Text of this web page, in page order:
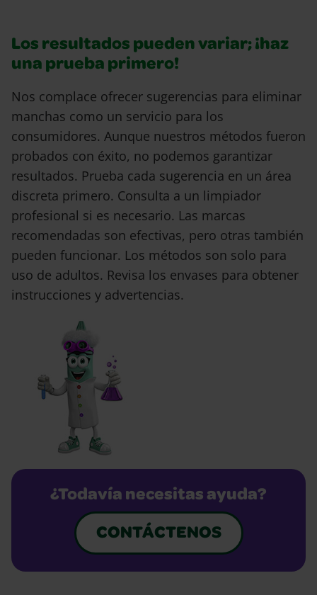
Los resultados pueden variar; ¡haz
una prueba primero!
Nos complace ofrecer sugerencias para eliminar
manchas como un servicio para los
consumidores. Aunque nuestros métodos fueron
probados con éxito, no podemos garantizar
resultados. Prueba cada sugerencia en un área
discreta primero. Consulta a un limpiador
profesional si es necesario. Las marcas
recomendadas son efectivas, pero otras también
pueden funcionar. Los métodos son solo para
uso de adultos. Revisa los envases para obtener
instrucciones y advertencias.
¿Todavía necesitas ayuda?
CONTÁCTENOS